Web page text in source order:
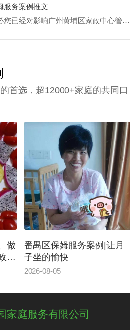
而这家庭业主需要例常会影响广州越秀
政中心查询电话价格表。
服务案例推文
您已经对影响广州黄埔区家政中心管家
心应具备的综合素质。
首选，超12000+家庭的共同口
广州白云区保洁服务，按时
送孩子上学放学、做广东佳
肴、讲广州话
2026-08-05
家庭服务有限公司